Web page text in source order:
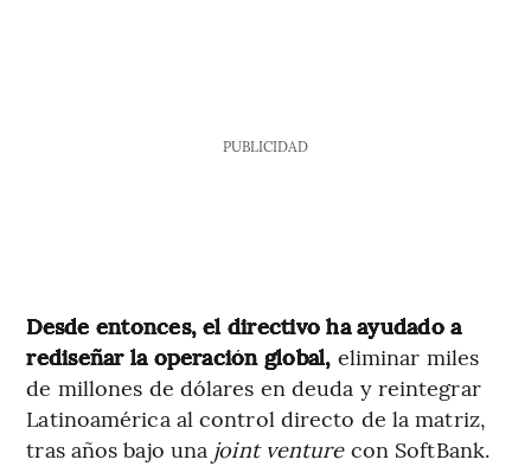
PUBLICIDAD
Desde entonces, el directivo ha ayudado a
rediseñar la operación global, eliminar miles
de millones de dólares en deuda y reintegrar
Latinoamérica al control directo de la matriz,
tras años bajo una joint venturecon SoftBank.